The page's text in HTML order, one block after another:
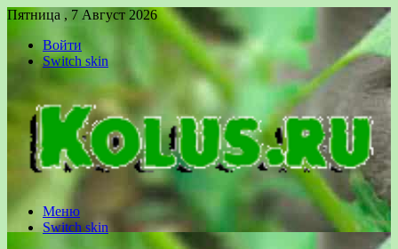
Пятница , 7 Август 2026
Войти
Switch skin
Меню
Switch skin